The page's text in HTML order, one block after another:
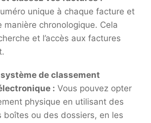
unique à chaque facture et
manière chronologique. Cela
et l’accès aux factures
de classement
: Vous pouvez opter
physique en utilisant des
boîtes ou des dossiers, en les